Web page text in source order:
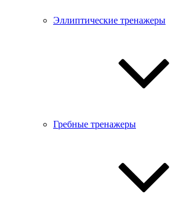
Эллиптические тренажеры
Гребные тренажеры